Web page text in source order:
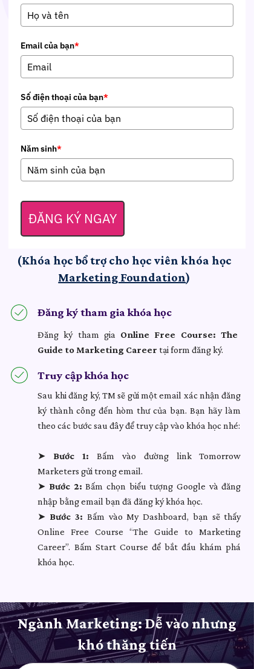
Email của bạn*
Số điện thoại của bạn*
Năm sinh*
ĐĂNG KÝ NGAY
Đăng ký tham gia khóa học
Đăng ký tham gia Online Free Course: The
Guide to Marketing Career tại form đăng ký.
Truy cập khóa học
Sau khi đăng ký, TM sẽ gửi một email xác nhận đăng
ký thành công đến hòm thư của bạn. Bạn hãy làm
theo các bước sau đây để truy cập vào khóa học nhé:
➤ Bước 1: Bấm vào đường link Tomorrow
Marketers gửi trong email.
➤ Bước 2: Bấm chọn biểu tượng Google và đăng
nhập bằng email bạn đã đăng ký khóa học.
➤ Bước 3: Bấm vào My Dashboard, bạn sẽ thấy
Online Free Course “The Guide to Marketing
Career”. Bấm Start Course để bắt đầu khám phá
khóa học.
(Khóa học bổ trợ cho học viên khóa học
Marketing Foundation)
Ngành Marketing: Dễ vào nhưng
khó thăng tiến